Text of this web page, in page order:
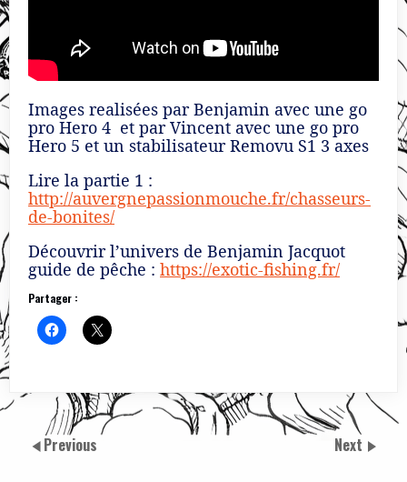
Images realisées par Benjamin avec une go
pro Hero 4 et par Vincent avec une go pro
Hero 5 et un stabilisateur Removu S1 3 axes
Lire la partie 1 :
http://auvergnepassionmouche.fr/chasseurs-
de-bonites/
Découvrir l’univers de Benjamin Jacquot
guide de pêche : https://exotic-fishing.fr/
Partager :
Previous Next